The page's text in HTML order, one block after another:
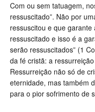
Com ou sem tatuagem,
ressuscitado”. Não por
ressuscitou e que
ressuscitado e isso é a
serão ressuscitados” (1
da fé cristã: a
Ressurreição não só de
eternidade, mas também
para o pior sofrimento de